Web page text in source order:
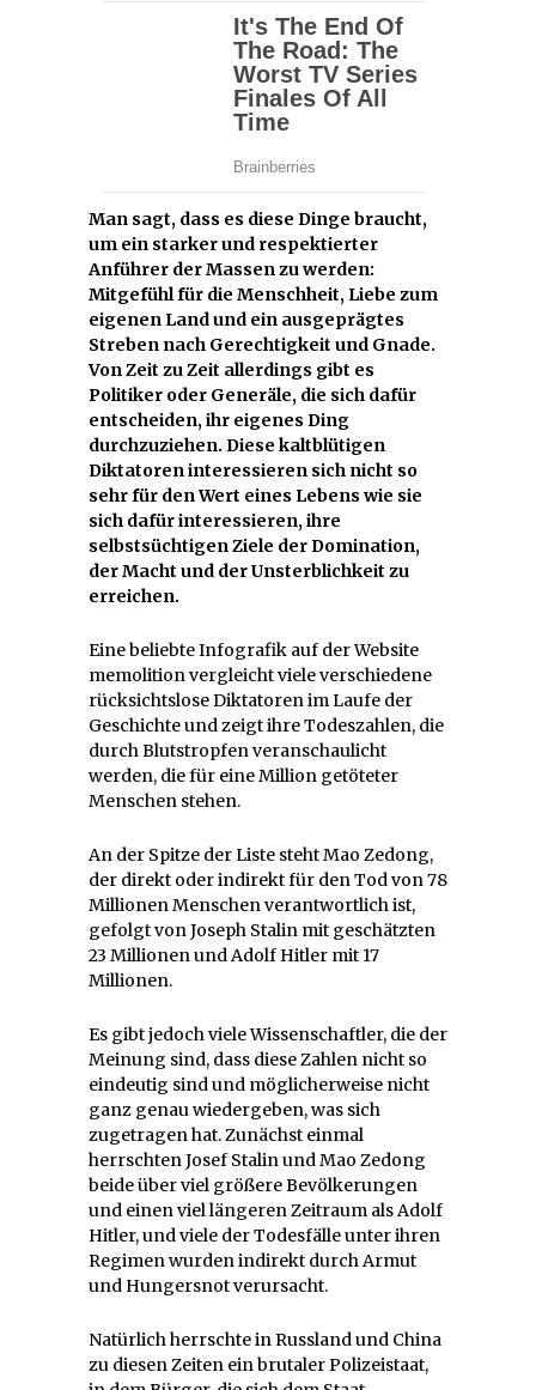
Man sagt, dass es diese Dinge braucht,
um ein starker und respektierter
Anführer der Massen zu werden:
Mitgefühl für die Menschheit, Liebe zum
eigenen Land und ein ausgeprägtes
Streben nach Gerechtigkeit und Gnade.
Von Zeit zu Zeit allerdings gibt es
Politiker oder Generäle, die sich dafür
entscheiden, ihr eigenes Ding
durchzuziehen. Diese kaltblütigen
Diktatoren interessieren sich nicht so
sehr für den Wert eines Lebens wie sie
sich dafür interessieren, ihre
selbstsüchtigen Ziele der Domination,
der Macht und der Unsterblichkeit zu
erreichen.
Eine beliebte Infografik auf der Website
memolition vergleicht viele verschiedene
rücksichtslose Diktatoren im Laufe der
Geschichte und zeigt ihre Todeszahlen, die
durch Blutstropfen veranschaulicht
werden, die für eine Million getöteter
Menschen stehen.
An der Spitze der Liste steht Mao Zedong,
der direkt oder indirekt für den Tod von 78
Millionen Menschen verantwortlich ist,
gefolgt von Joseph Stalin mit geschätzten
23 Millionen und Adolf Hitler mit 17
Millionen.
Es gibt jedoch viele Wissenschaftler, die der
Meinung sind, dass diese Zahlen nicht so
eindeutig sind und möglicherweise nicht
ganz genau wiedergeben, was sich
zugetragen hat. Zunächst einmal
herrschten Josef Stalin und Mao Zedong
beide über viel größere Bevölkerungen
und einen viel längeren Zeitraum als Adolf
Hitler, und viele der Todesfälle unter ihren
Regimen wurden indirekt durch Armut
und Hungersnot verursacht.
Natürlich herrschte in Russland und China
zu diesen Zeiten ein brutaler Polizeistaat,